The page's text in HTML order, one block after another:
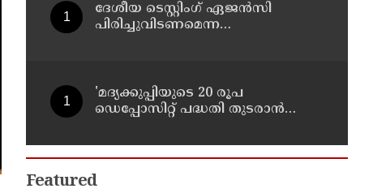
ദേശീയ ടെസ്റ്റിംഗ് ഏജന്‍സി
പിരിച്ചുവിടണമെന്ന
'മദ്യക്കുപ്പിയുടെ 20 രൂപ
ഡെപ്പോസിറ്റ് പദ്ധതി തുടരാന്‍
മന്ത്രി എം ലിജുവിന് നന്ദി';
അഭിനന്ദിച്ച് മുന്‍ മന്ത്രി എം ബി
രാജേഷ്
Featured